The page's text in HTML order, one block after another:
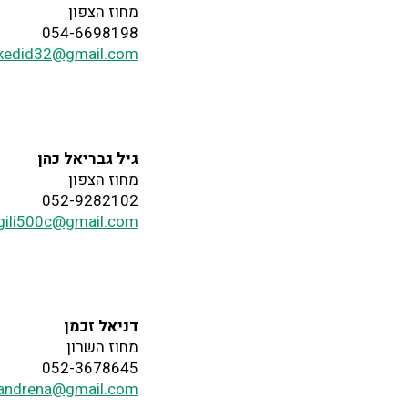
מחוז הצפון
054-6698198
גיל גבריאל כהן
מחוז הצפון
052-9282102
דניאל זכמן
מחוז השרון
052-3678645